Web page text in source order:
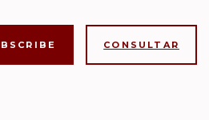
CONSULTAR